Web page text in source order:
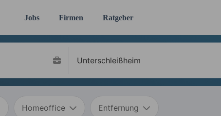
Jobs Firmen Ratgeber
Homeoffice Entfernung